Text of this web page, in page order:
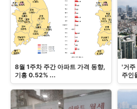
8월 1주차 주간 아파트 가격 동향,
기흥 0.52% ...
'거주
주인